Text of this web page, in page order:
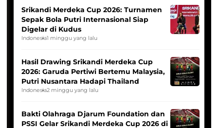
Srikandi Merdeka Cup 2026: Turnamen
Sepak Bola Putri Internasional Siap
Digelar di Kudus
Indonesia1 minggu yang lalu
Hasil Drawing Srikandi Merdeka Cup
2026: Garuda Pertiwi Bertemu Malaysia,
Putri Nusantara Hadapi Thailand
Indonesia2 minggu yang lalu
Bakti Olahraga Djarum Foundation dan
PSSI Gelar Srikandi Merdeka Cup 2026 di